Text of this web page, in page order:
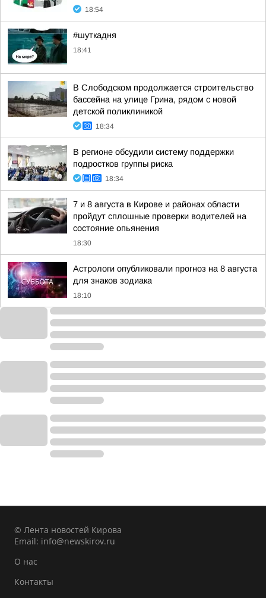
18:54
#шуткадня
18:41
В Слободском продолжается строительство
бассейна на улице Грина, рядом с новой
детской поликлиникой
18:34
В регионе обсудили систему поддержки
подростков группы риска
18:34
7 и 8 августа в Кирове и районах области
пройдут сплошные проверки водителей на
состояние опьянения
18:30
Астрологи опубликовали прогноз на 8 августа
для знаков зодиака
18:10
© Лента новостей Кирова
Email: info@newskirov.ru
О нас
Контакты